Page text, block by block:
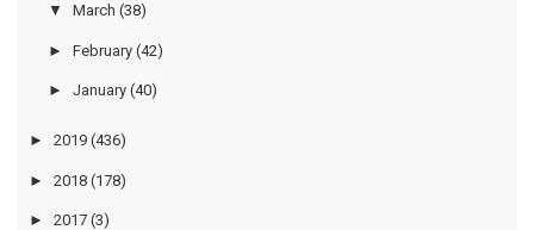
▼ March (38)
► February (42)
► January (40)
► 2019 (436)
► 2018 (178)
► 2017 (3)